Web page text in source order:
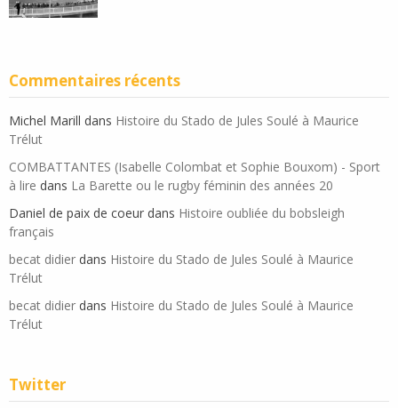
Commentaires récents
Michel Marill dans Histoire du Stado de Jules Soulé à Maurice
Trélut
COMBATTANTES (Isabelle Colombat et Sophie Bouxom) - Sport
à lire dans La Barette ou le rugby féminin des années 20
Daniel de paix de coeur dans Histoire oubliée du bobsleigh
français
becat didier dans Histoire du Stado de Jules Soulé à Maurice
Trélut
becat didier dans Histoire du Stado de Jules Soulé à Maurice
Trélut
Twitter